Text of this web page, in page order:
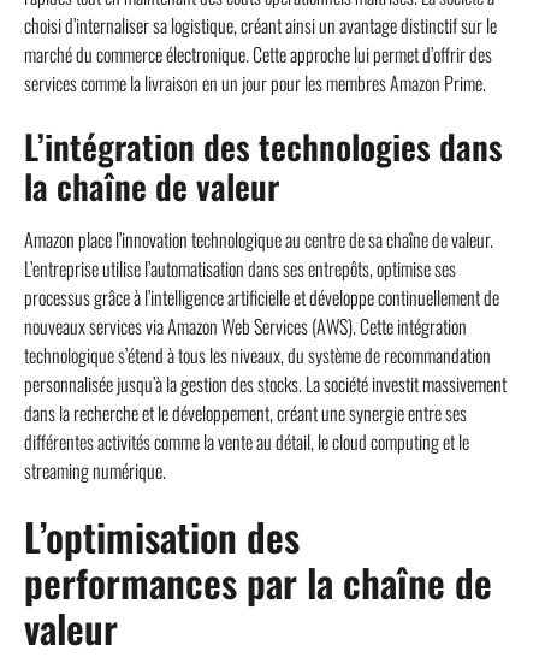
choisi d’internaliser sa logistique, créant ainsi un avantage distinctif sur le
marché du commerce électronique. Cette approche lui permet d’offrir des
services comme la livraison en un jour pour les membres Amazon Prime.
L’intégration des technologies dans
la chaîne de valeur
Amazon place l’innovation technologique au centre de sa chaîne de valeur.
L’entreprise utilise l’automatisation dans ses entrepôts, optimise ses
processus grâce à l’intelligence artificielle et développe continuellement de
nouveaux services via Amazon Web Services (AWS). Cette intégration
technologique s’étend à tous les niveaux, du système de recommandation
personnalisée jusqu’à la gestion des stocks. La société investit massivement
dans la recherche et le développement, créant une synergie entre ses
différentes activités comme la vente au détail, le cloud computing et le
streaming numérique.
L’optimisation des
performances par la chaîne de
valeur